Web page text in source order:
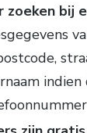
zoeken bij
indien